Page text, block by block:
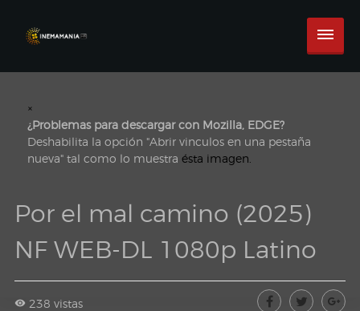
×
¿Problemas para descargar con Mozilla, EDGE?
Deshabilita la opción "Abrir vinculos en una pestaña
nueva" tal como lo muestra ésta imagen.
Por el mal camino (2025)
NF WEB-DL 1080p Latino
238 vistas